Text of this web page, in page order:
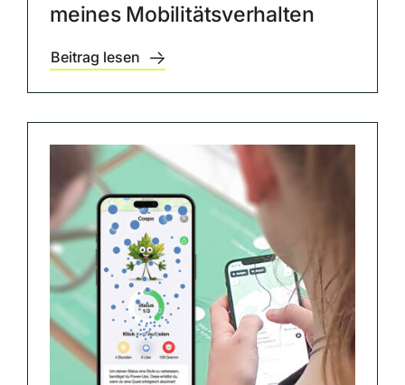
meines Mobilitätsverhalten
Beitrag lesen